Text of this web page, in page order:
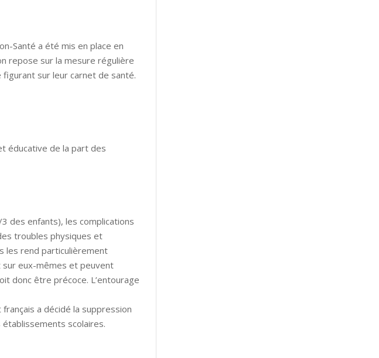
Santé a été mis en place en
repose sur la mesure régulière
sur leur carnet de santé.
éducative de la part des
des enfants), les complications
troubles physiques et
les rend particulièrement
eux-mêmes et peuvent
donc être précoce. L’entourage
a décidé la suppression
scolaires.